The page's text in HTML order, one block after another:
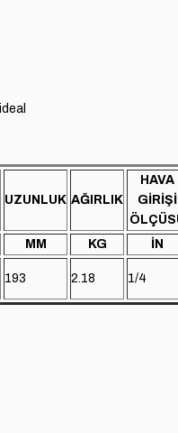
UZUNLUK AĞIRLIK
HAVA
GİRİŞİ
MM KG İN
193 2.18 1/4